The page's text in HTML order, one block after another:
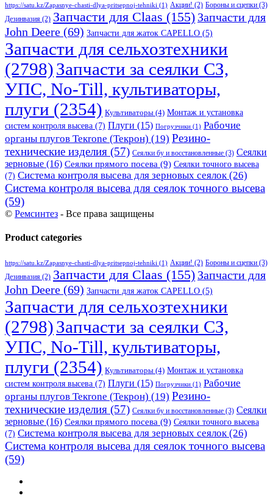
https://satu.kz/Zapasnye-chasti-dlya-pritsepnoj-tehniki (1) Акции! (2) Бороны и сцепки (3)
Дезинвазия (2) Запчасти для Claas (155) Запчасти для
John Deere (69) Запчасти для жаток CAPELLO (5)
Запчасти для сельхозтехники
(2798)Запчасти за сеялки СЗ,
УПС, No-Till, культиваторы,
плуги (2354) Культиваторы (4) Монтаж и установка
систем контроля высева (7) Плуги (15) Погрузчики (1) Рабочие
органы плугов Текrоne (Текрон) (19) Резино-
технические изделия (57) Сеялки бу и восстановленные (3) Сеялки
зерновые (16) Сеялки прямого посева (9) Сеялки точного высева
(7) Система контроля высева для зерновых сеялок(26)
Система контроля высева для сеялок точного высева
(59)
© Ремсинтез - Все права защищены
Product categories
https://satu.kz/Zapasnye-chasti-dlya-pritsepnoj-tehniki (1) Акции! (2) Бороны и сцепки (3)
Дезинвазия (2) Запчасти для Claas (155) Запчасти для
John Deere (69) Запчасти для жаток CAPELLO (5)
Запчасти для сельхозтехники
(2798)Запчасти за сеялки СЗ,
УПС, No-Till, культиваторы,
плуги (2354) Культиваторы (4) Монтаж и установка
систем контроля высева (7) Плуги (15) Погрузчики (1) Рабочие
органы плугов Текrоne (Текрон) (19) Резино-
технические изделия (57) Сеялки бу и восстановленные (3) Сеялки
зерновые (16) Сеялки прямого посева (9) Сеялки точного высева
(7) Система контроля высева для зерновых сеялок (26)
Система контроля высева для сеялок точного высева
(59)